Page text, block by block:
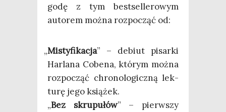
go­dę z tym best­sel­le­ro­wym
auto­rem moż­na roz­po­cząć od:
„Misty­fi­ka­cja” – debiut pisar­ki
Har­la­na Cobe­na, któ­rym moż­na
roz­po­cząć chro­no­lo­gicz­ną lek­
tu­rę jego książek.
„Bez skru­pu­łów” – pierw­szy